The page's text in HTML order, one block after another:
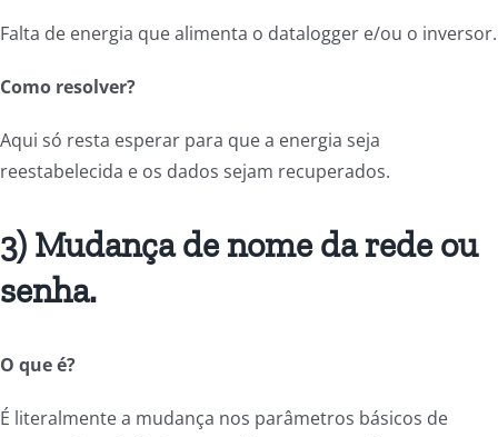
Falta de energia que alimenta o datalogger e/ou o inversor.
Como resolver?
Aqui só resta esperar para que a energia seja
reestabelecida e os dados sejam recuperados.
3) Mudança de nome da rede ou
senha.
O que é?
É literalmente a mudança nos parâmetros básicos de